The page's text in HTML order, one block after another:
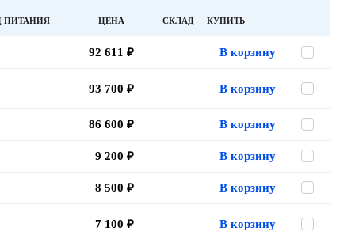
ПИТАНИЯ ЦЕНА СКЛАД КУПИТЬ
92 611 ₽ В корзину
93 700 ₽ В корзину
86 600 ₽ В корзину
9 200 ₽ В корзину
8 500 ₽ В корзину
7 100 ₽ В корзину